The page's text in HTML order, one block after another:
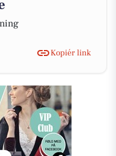
Kopiér link